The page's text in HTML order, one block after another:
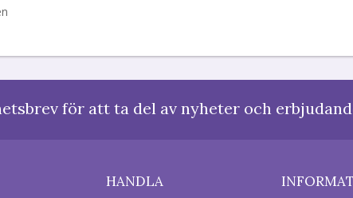
för att ta del av nyheter och
HANDLA